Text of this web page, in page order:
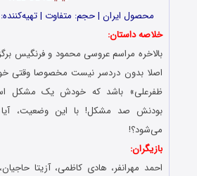
محصول ایران | حجم: متفاوت |
خلاصه داستان:
بالاخره مراسم عروسی محمود و فرنگیس
اصلا بدون دردسر نیست مخصوصا وقتی
ظفرعلی» باشد که خودش یک مشکل
بودنش صد مشکل! با این وضعیت،
می‌شود؟!
بازیگران:
احمد مهرانفر، هادی کاظمی، آزیتا